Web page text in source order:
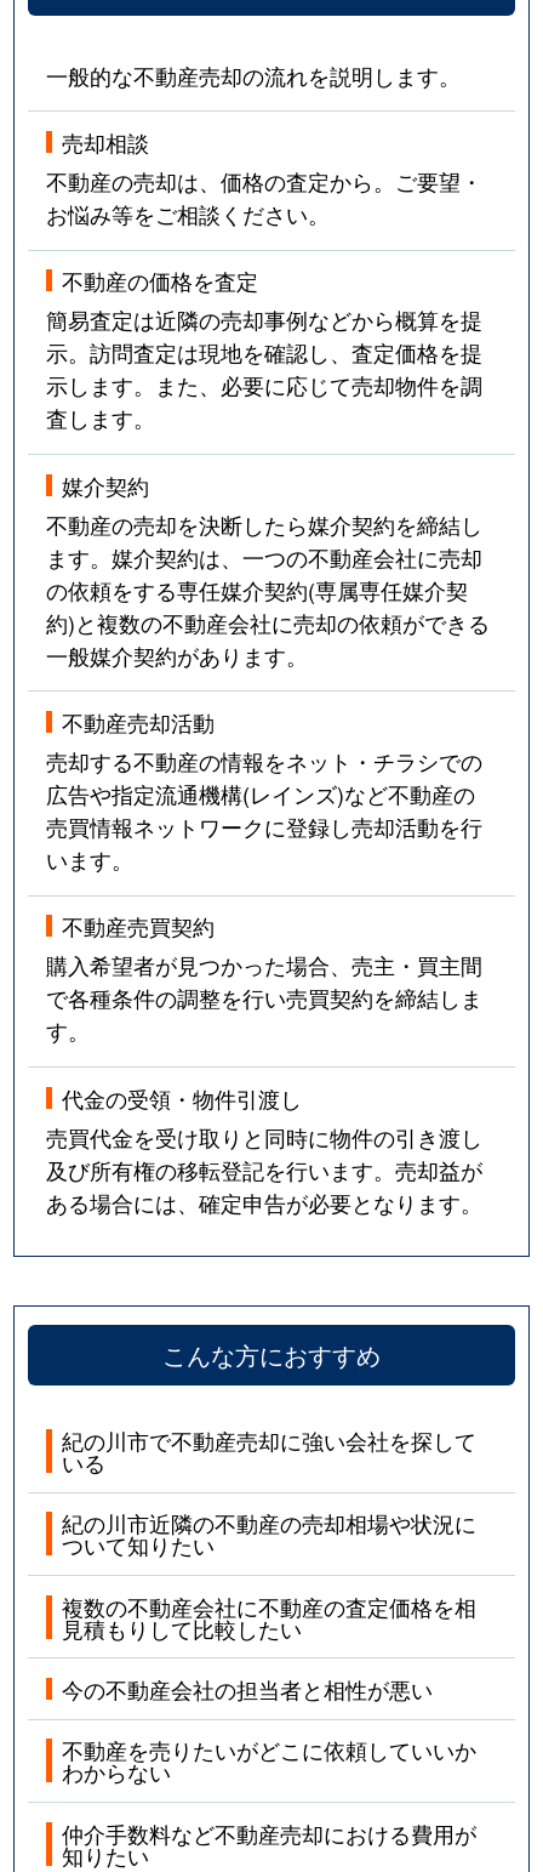
一般的な不動産売却の流れを説明します。
売却相談
不動産の売却は、価格の査定から。ご要望・
お悩み等をご相談ください。
不動産の価格を査定
簡易査定は近隣の売却事例などから概算を提
示。訪問査定は現地を確認し、査定価格を提
示します。また、必要に応じて売却物件を調
査します。
媒介契約
不動産の売却を決断したら媒介契約を締結し
ます。媒介契約は、一つの不動産会社に売却
の依頼をする専任媒介契約(専属専任媒介契
約)と複数の不動産会社に売却の依頼ができる
一般媒介契約があります。
不動産売却活動
売却する不動産の情報をネット・チラシでの
広告や指定流通機構(レインズ)など不動産の
売買情報ネットワークに登録し売却活動を行
います。
不動産売買契約
購入希望者が見つかった場合、売主・買主間
で各種条件の調整を行い売買契約を締結しま
す。
代金の受領・物件引渡し
売買代金を受け取りと同時に物件の引き渡し
及び所有権の移転登記を行います。売却益が
ある場合には、確定申告が必要となります。
こんな方におすすめ
紀の川市で不動産売却に強い会社を探して
いる
紀の川市近隣の不動産の売却相場や状況に
ついて知りたい
複数の不動産会社に不動産の査定価格を相
見積もりして比較したい
今の不動産会社の担当者と相性が悪い
不動産を売りたいがどこに依頼していいか
わからない
仲介手数料など不動産売却における費用が
知りたい